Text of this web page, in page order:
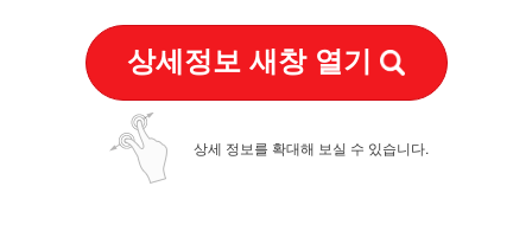
상세정보 새창 열기
상세 정보를 확대해 보실 수 있습니다.